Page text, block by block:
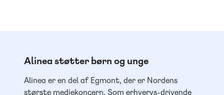
Alinea støtter børn og unge
Alinea er en del af Egmont, der er Nordens
største mediekoncern. Som erhvervs-drivende